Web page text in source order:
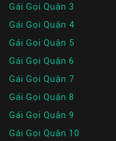
Gái Gọi Quận 3
Gái Gọi Quận 4
Gái Gọi Quận 5
Gái Gọi Quận 6
Gái Gọi Quận 7
Gái Gọi Quận 8
Gái Gọi Quận 9
Gái Gọi Quận 10